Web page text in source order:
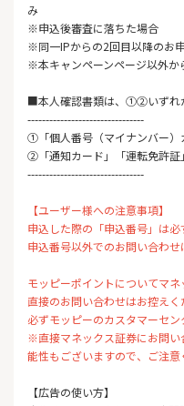
み
※申込後審査に落ちた場合
※同一IPからの2回目以降のお
※本キャンペーンページ以外か
■本人確認書類は、①②いずれ
--------------------------------
①「個人番号（マイナンバー）
②「通知カード」「運転免許証
--------------------------------
【ユーザー様への注意事項】
申込した際の「申込番号」は必
申込番号以外でのお問い合わせ
モッピーポイントについてマ
直接のお問い合わせはお控えく
必ずモッピーのカスタマーセン
※直接マネックス証券にお問
能性もございますので、ご注意
【広告の使い方】